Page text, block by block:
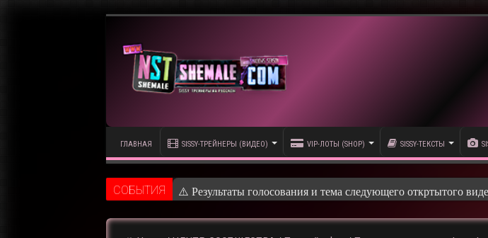
ГЛАВНАЯ SISSY-ТРЕЙНЕРЫ (ВИДЕО) VIP-ЛОТЫ (SHOP) SISSY-ТЕКСТЫ
CОБЫТИЯ ⚠️ Результаты голосования и тема следующего откртытого